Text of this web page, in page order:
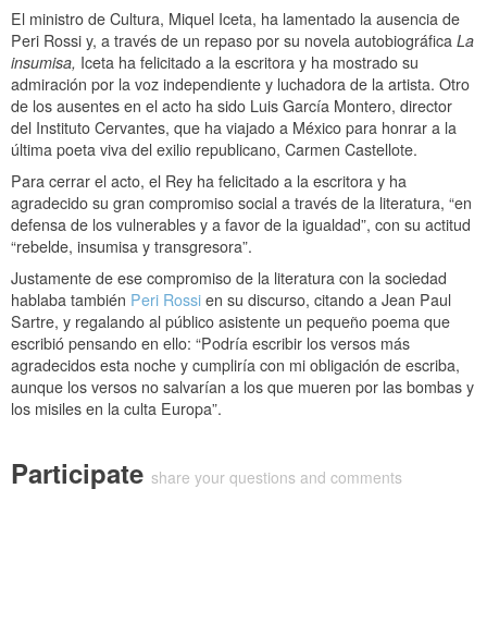
El ministro de Cultura, Miquel Iceta, ha lamentado la ausencia de
Peri Rossi y, a través de un repaso por su novela autobiográfica La
insumisa, Iceta ha felicitado a la escritora y ha mostrado su
admiración por la voz independiente y luchadora de la artista. Otro
de los ausentes en el acto ha sido Luis García Montero, director
del Instituto Cervantes, que ha viajado a México para honrar a la
última poeta viva del exilio republicano, Carmen Castellote.
Para cerrar el acto, el Rey ha felicitado a la escritora y ha
agradecido su gran compromiso social a través de la literatura, “en
defensa de los vulnerables y a favor de la igualdad”, con su actitud
“rebelde, insumisa y transgresora”.
Justamente de ese compromiso de la literatura con la sociedad
hablaba también Peri Rossi en su discurso, citando a Jean Paul
Sartre, y regalando al público asistente un pequeño poema que
escribió pensando en ello: “Podría escribir los versos más
agradecidos esta noche y cumpliría con mi obligación de escriba,
aunque los versos no salvarían a los que mueren por las bombas y
los misiles en la culta Europa”.
Participate share your questions and comments